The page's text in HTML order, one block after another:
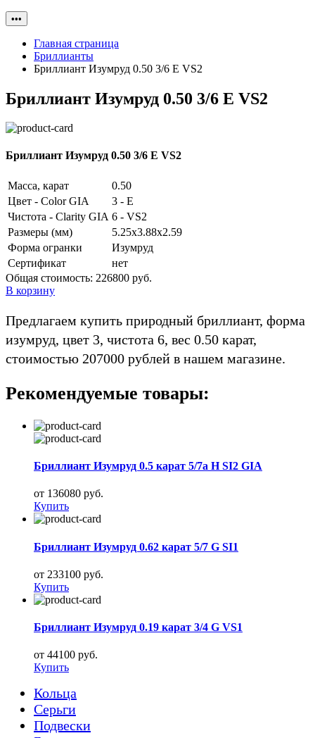
•••
Главная страница
Бриллианты
Бриллиант Изумруд 0.50 3/6 E VS2
Бриллиант Изумруд 0.50 3/6 E VS2
Бриллиант Изумруд 0.50 3/6 E VS2
Масса, карат
0.50
Цвет - Color GIA
3 - E
Чистота - Clarity GIA 6 - VS2
Размеры (мм)
5.25x3.88x2.59
Форма огранки
Изумруд
Сертификат
нет
Общая стоимость: 226800 руб.
В корзину
Предлагаем купить природный бриллиант, форма
изумруд, цвет 3, чистота 6, вес 0.50 карат,
стоимостью 207000 рублей в нашем магазине.
Рекомендуемые товары:
Бриллиант Изумруд 0.5 карат 5/7а H SI2 GIA
от 136080 руб.
Купить
Бриллиант Изумруд 0.62 карат 5/7 G SI1
от 233100 руб.
Купить
Бриллиант Изумруд 0.19 карат 3/4 G VS1
от 44100 руб.
Купить
Кольца
Серьги
Подвески